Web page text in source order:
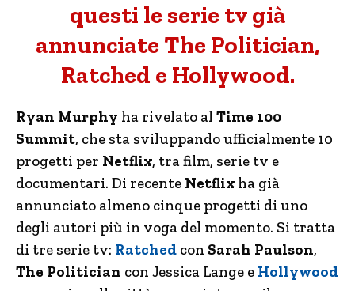
questi le serie tv già
annunciate The Politician,
Ratched e Hollywood.
Ryan Murphy ha rivelato al Time 100
Summit, che sta sviluppando ufficialmente 10
progetti per Netflix, tra film, serie tv e
documentari. Di recente Netflix ha già
annunciato almeno cinque progetti di uno
degli autori più in voga del momento. Si tratta
di tre serie tv: Ratched con Sarah Paulson,
The Politician con Jessica Lange e Hollywood